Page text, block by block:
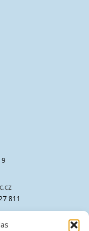
811
soudu